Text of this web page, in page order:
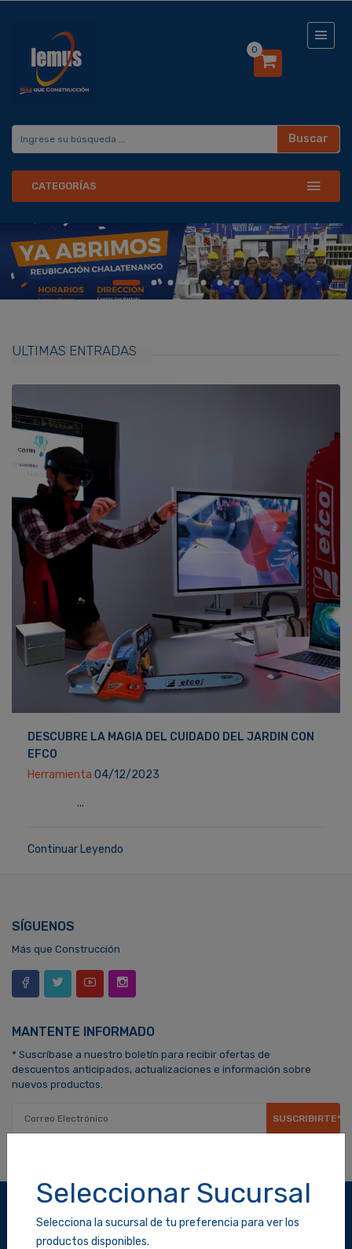
Seleccionar Sucursal
Selecciona la sucursal de tu preferencia para ver los
productos disponibles.
0
Buscar
CATEGORÍAS
ÚLTIMAS ENTRADAS
DESCUBRE LA MAGIA DEL CUIDADO DEL JARDIN CON
EFCO
Herramienta 04/12/2023
...
Continuar Leyendo
SÍGUENOS
Más que Construcción
MANTENTE INFORMADO
* Suscríbase a nuestro boletín para recibir ofertas de
descuentos anticipados, actualizaciones e información sobre
nuevos productos.
SUSCRIBIRTE*